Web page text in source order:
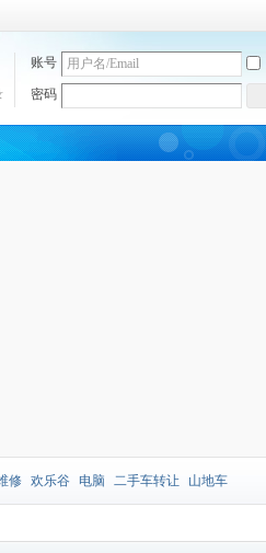
账号
密码
修 欢乐谷 电脑 二手车转让 山地车